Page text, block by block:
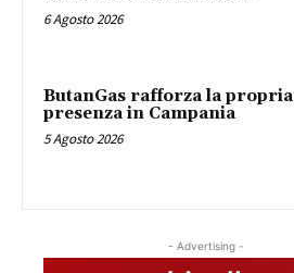
6 Agosto 2026
ButanGas rafforza la propria
presenza in Campania
5 Agosto 2026
- Advertising -